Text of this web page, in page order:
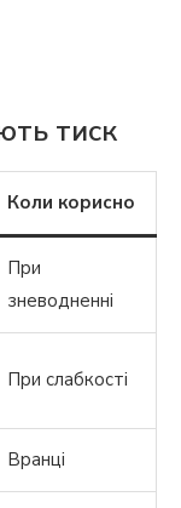
тиск
Коли корисно
При
зневодненні
При слабкості
Вранці